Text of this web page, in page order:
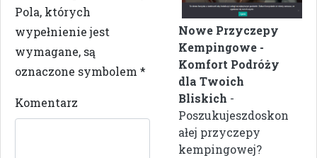
Pola, których
wypełnienie jest
wymagane, są
oznaczone symbolem *
Komentarz
Nowe Przyczepy
Kempingowe -
Komfort Podróży
dla Twoich
Bliskich -
Poszukujeszdoskon
ałej przyczepy
kempingowej?